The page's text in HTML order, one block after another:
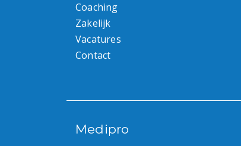
Coaching
Zakelijk
Vacatures
Contact
Medipro